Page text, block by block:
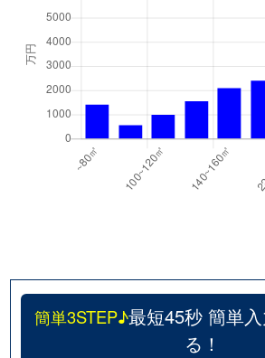
簡単3STEP♪最短45秒 簡単
る！